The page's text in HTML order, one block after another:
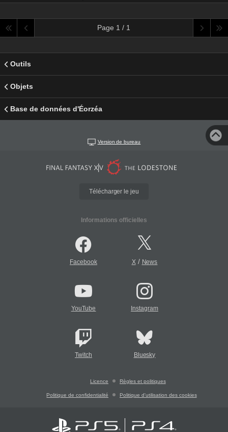
Page 1 / 1
Outils
Objets
Base de données d'Éorzéa
Version de bureau
Télécharger le jeu
Informations officielles
Facebook X/ News
YouTube Instagram
Twitch Bluesky
Licence Règles et politiques
Politique de confidentialité Politique d'utilisation des cookies